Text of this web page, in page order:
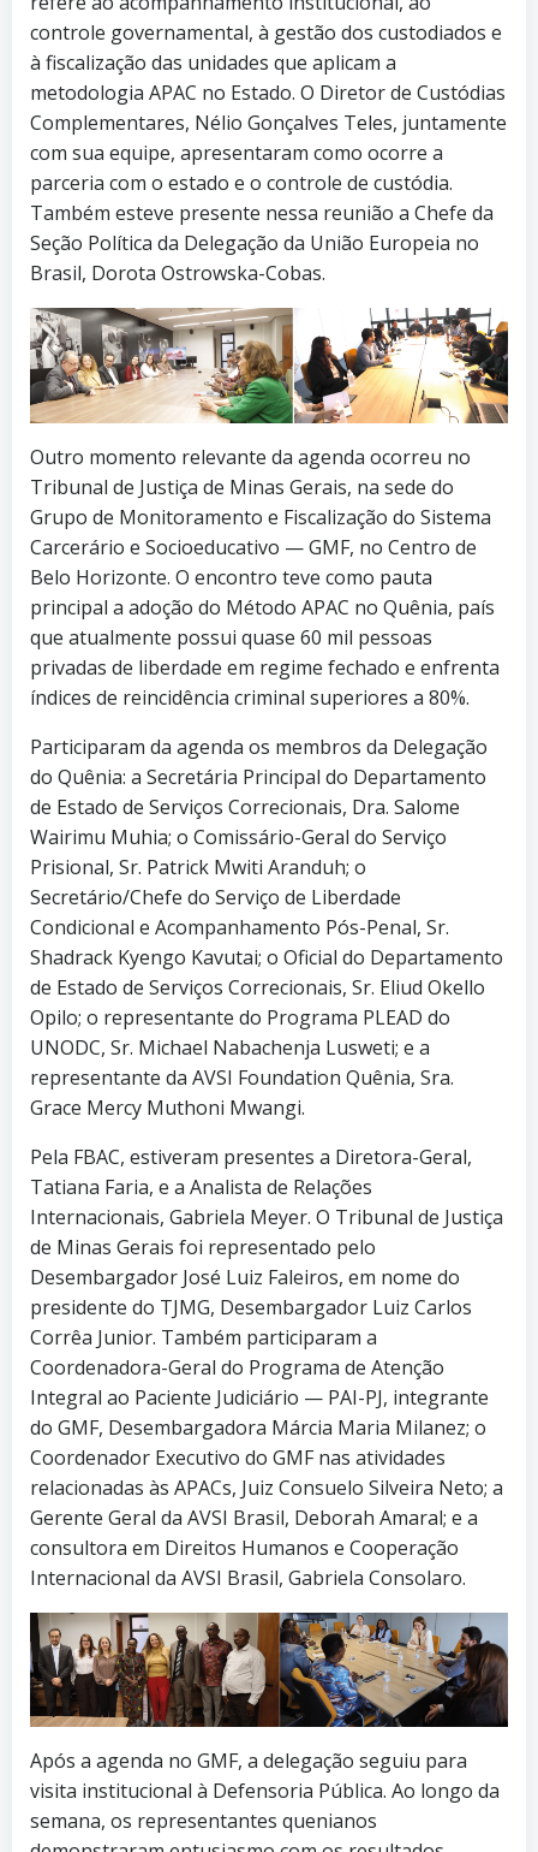
controle governamental, à gestão dos custodiados e
à fiscalização das unidades que aplicam a
metodologia APAC no Estado. O Diretor de Custódias
Complementares, Nélio Gonçalves Teles, juntamente
com sua equipe, apresentaram como ocorre a
parceria com o estado e o controle de custódia.
Também esteve presente nessa reunião a Chefe da
Seção Política da Delegação da União Europeia no
Brasil, Dorota Ostrowska-Cobas.
Outro momento relevante da agenda ocorreu no
Tribunal de Justiça de Minas Gerais, na sede do
Grupo de Monitoramento e Fiscalização do Sistema
Carcerário e Socioeducativo — GMF, no Centro de
Belo Horizonte. O encontro teve como pauta
principal a adoção do Método APAC no Quênia, país
que atualmente possui quase 60 mil pessoas
privadas de liberdade em regime fechado e enfrenta
índices de reincidência criminal superiores a 80%.
Participaram da agenda os membros da Delegação
do Quênia: a Secretária Principal do Departamento
de Estado de Serviços Correcionais, Dra. Salome
Wairimu Muhia; o Comissário-Geral do Serviço
Prisional, Sr. Patrick Mwiti Aranduh; o
Secretário/Chefe do Serviço de Liberdade
Condicional e Acompanhamento Pós-Penal, Sr.
Shadrack Kyengo Kavutai; o Oficial do Departamento
de Estado de Serviços Correcionais, Sr. Eliud Okello
Opilo; o representante do Programa PLEAD do
UNODC, Sr. Michael Nabachenja Lusweti; e a
representante da AVSI Foundation Quênia, Sra.
Grace Mercy Muthoni Mwangi.
Pela FBAC, estiveram presentes a Diretora-Geral,
Tatiana Faria, e a Analista de Relações
Internacionais, Gabriela Meyer. O Tribunal de Justiça
de Minas Gerais foi representado pelo
Desembargador José Luiz Faleiros, em nome do
presidente do TJMG, Desembargador Luiz Carlos
Corrêa Junior. Também participaram a
Coordenadora-Geral do Programa de Atenção
Integral ao Paciente Judiciário — PAI-PJ, integrante
do GMF, Desembargadora Márcia Maria Milanez; o
Coordenador Executivo do GMF nas atividades
relacionadas às APACs, Juiz Consuelo Silveira Neto; a
Gerente Geral da AVSI Brasil, Deborah Amaral; e a
consultora em Direitos Humanos e Cooperação
Internacional da AVSI Brasil, Gabriela Consolaro.
Após a agenda no GMF, a delegação seguiu para
visita institucional à Defensoria Pública. Ao longo da
semana, os representantes quenianos